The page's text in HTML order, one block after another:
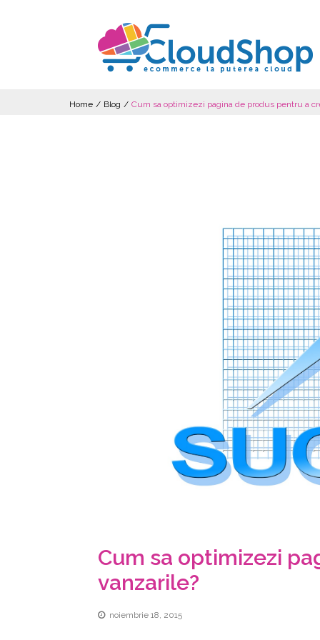
Home / Blog / Cum sa optimizezi pagina de produs pentru a
Cum sa optimizezi
vanzarile?
noiembrie 18, 2015